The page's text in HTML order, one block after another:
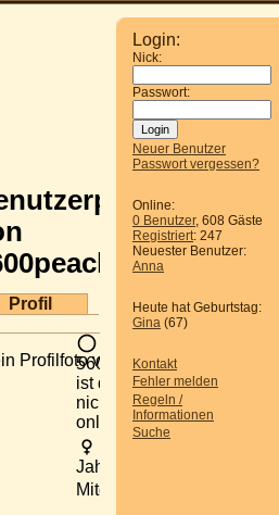
Login:
Nick:
Passwort:
Neuer Benutzer
Passwort vergessen?
Online:
0 Benutzer, 608 Gäste
Registriert: 247
Neuester Benutzer:
Anna
Heute hat Geburtstag:
Gina (67)
Kontakt
Fehler melden
Regeln /
Informationen
Suche
Profil
Profilfoto verfügbar
5600peach
ist derzeit
nicht
online.
Jahre alt
Mitglied